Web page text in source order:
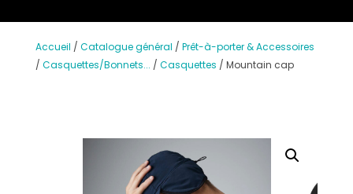
Accueil / Catalogue général / Prêt-à-porter & Accessoires
/ Casquettes/Bonnets... / Casquettes / Mountain cap